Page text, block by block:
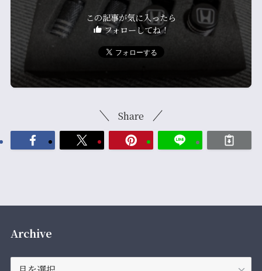
この記事が気に入ったら
フォローしてね！
Share
Archive
Archive